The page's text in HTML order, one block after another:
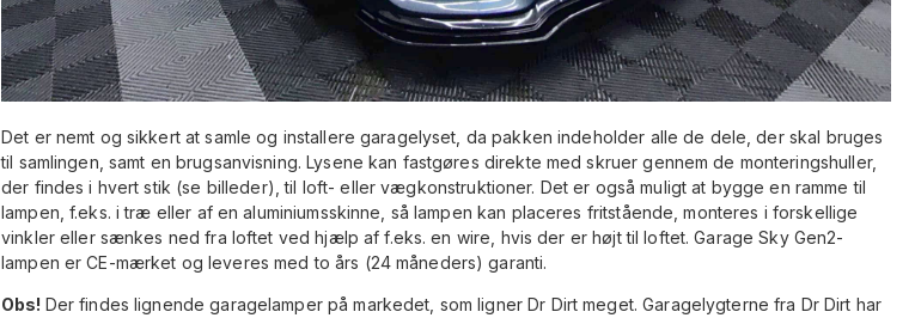
Det er nemt og sikkert at samle og installere garagelyset, da pakken indeholder alle de dele, der skal bruges
til samlingen, samt en brugsanvisning. Lysene kan fastgøres direkte med skruer gennem de monteringshuller,
der findes i hvert stik (se billeder), til loft- eller vægkonstruktioner. Det er også muligt at bygge en ramme til
lampen, f.eks. i træ eller af en aluminiumsskinne, så lampen kan placeres fritstående, monteres i forskellige
vinkler eller sænkes ned fra loftet ved hjælp af f.eks. en wire, hvis der er højt til loftet. Garage Sky Gen2-
lampen er CE-mærket og leveres med to års (24 måneders) garanti.
Obs! Der findes lignende garagelamper på markedet, som ligner Dr Dirt meget. Garagelygterne fra Dr Dirt har